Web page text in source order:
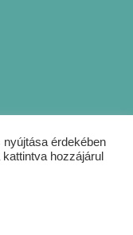
nyújtása érdekében
hozzájárul